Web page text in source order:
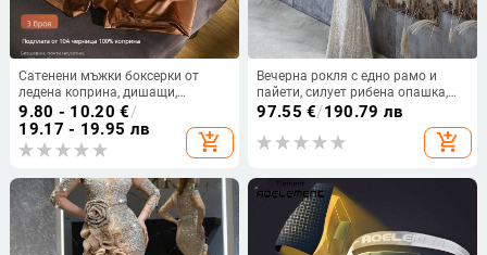
Сатенени мъжки боксерки от
ледена коприна, дишащи,
антибактериални, безшевни
9.80 - 10.20 €/
19.17 - 19.95 лв
add_shopping_cart
Вечерна рокля с едно рамо и
пайети, силует рибена опашка,
дълга пола, полиестер, зимна
97.55 €/190.79 лв
add_shopping_cart